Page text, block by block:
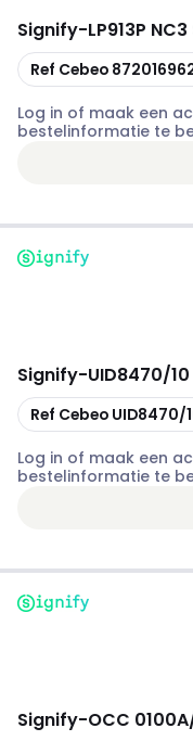
Signify-LP913P
Kopiëren
Ref Cebeo
Log in of maak een
bestelinformatie te
Signify-UID8470/
Kopiëren
Ref Cebeo UID8470/
Log in of maak een
bestelinformatie te
Signify-OCC